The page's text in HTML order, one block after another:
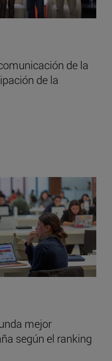
de la
de la
mejor
según el ranking